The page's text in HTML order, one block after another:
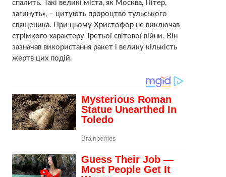
спалить. Такі великі міста, як Москва, Пітер,
загинуть», – цитують пророцтво тульського
священика. При цьому Христофор не виключав
стрімкого характеру Третьої світової війни. Він
зазначав використання ракет і велику кількість
жертв цих подій.